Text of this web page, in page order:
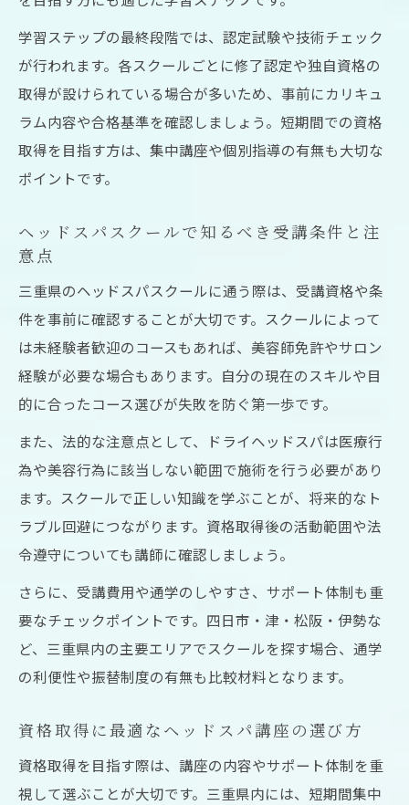
学習ステップの最終段階では、認定試験や技術チェック
が行われます。各スクールごとに修了認定や独自資格の
取得が設けられている場合が多いため、事前にカリキュ
ラム内容や合格基準を確認しましょう。短期間での資格
取得を目指す方は、集中講座や個別指導の有無も大切な
ポイントです。
ヘッドスパスクールで知るべき受講条件と注
意点
三重県のヘッドスパスクールに通う際は、受講資格や条
件を事前に確認することが大切です。スクールによって
は未経験者歓迎のコースもあれば、美容師免許やサロン
経験が必要な場合もあります。自分の現在のスキルや目
的に合ったコース選びが失敗を防ぐ第一歩です。
また、法的な注意点として、ドライヘッドスパは医療行
為や美容行為に該当しない範囲で施術を行う必要があり
ます。スクールで正しい知識を学ぶことが、将来的なト
ラブル回避につながります。資格取得後の活動範囲や法
令遵守についても講師に確認しましょう。
さらに、受講費用や通学のしやすさ、サポート体制も重
要なチェックポイントです。四日市・津・松阪・伊勢な
ど、三重県内の主要エリアでスクールを探す場合、通学
の利便性や振替制度の有無も比較材料となります。
資格取得に最適なヘッドスパ講座の選び方
資格取得を目指す際は、講座の内容やサポート体制を重
視して選ぶことが大切です。三重県内には、短期間集中